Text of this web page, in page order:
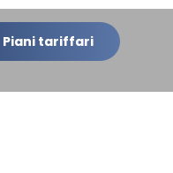
Piani tariffari